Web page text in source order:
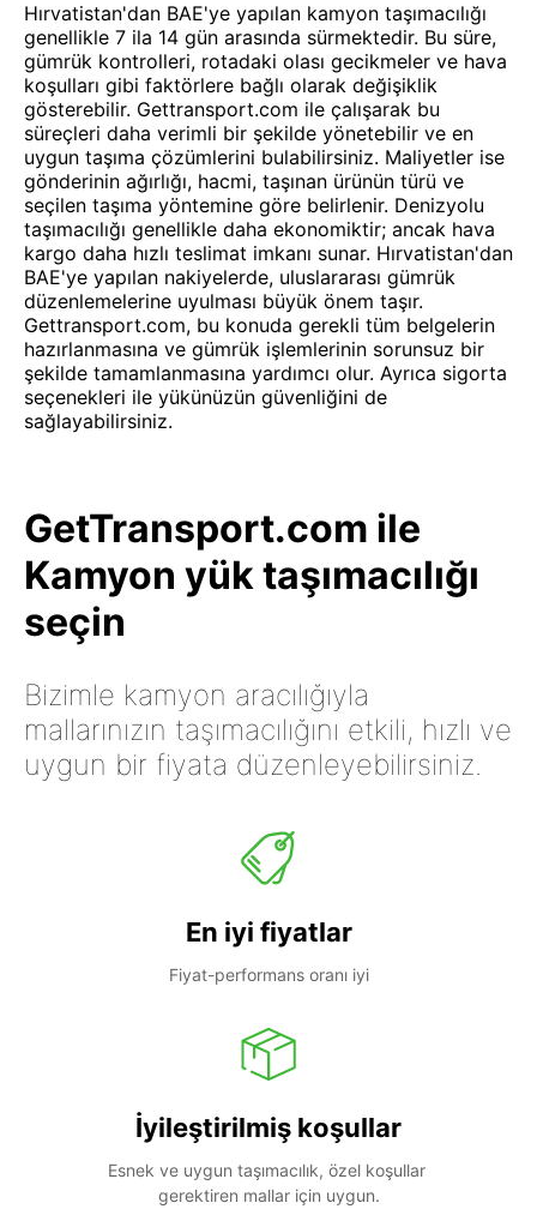
Hırvatistan'dan BAE'ye yapılan kamyon taşımacılığı
genellikle 7 ila 14 gün arasında sürmektedir. Bu süre,
gümrük kontrolleri, rotadaki olası gecikmeler ve hava
koşulları gibi faktörlere bağlı olarak değişiklik
gösterebilir. Gettransport.com ile çalışarak bu
süreçleri daha verimli bir şekilde yönetebilir ve en
uygun taşıma çözümlerini bulabilirsiniz. Maliyetler ise
gönderinin ağırlığı, hacmi, taşınan ürünün türü ve
seçilen taşıma yöntemine göre belirlenir. Denizyolu
taşımacılığı genellikle daha ekonomiktir; ancak hava
kargo daha hızlı teslimat imkanı sunar. Hırvatistan'dan
BAE'ye yapılan nakiyelerde, uluslararası gümrük
düzenlemelerine uyulması büyük önem taşır.
Gettransport.com, bu konuda gerekli tüm belgelerin
hazırlanmasına ve gümrük işlemlerinin sorunsuz bir
şekilde tamamlanmasına yardımcı olur. Ayrıca sigorta
seçenekleri ile yükünüzün güvenliğini de
sağlayabilirsiniz.
GetTransport.com ile
Kamyon yük taşımacılığı
seçin
Bizimle kamyon aracılığıyla
mallarınızın taşımacılığını etkili, hızlı ve
uygun bir fiyata düzenleyebilirsiniz.
En iyi fiyatlar
Fiyat-performans oranı iyi
İyileştirilmiş koşullar
Esnek ve uygun taşımacılık, özel koşullar
gerektiren mallar için uygun.